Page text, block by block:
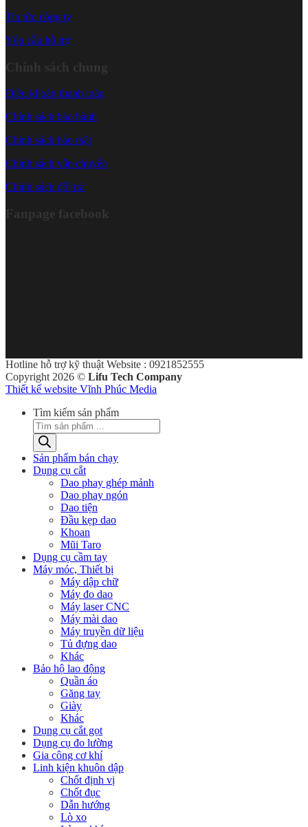
Tin tức công ty
Yêu cầu hỗ trợ
Chính sách chung
Điều khoản thanh toán
Chính sách bảo hành
Chính sách bảo mật
Chính sách vận chuyển
Chính sách đổi trả
Fanpage facebook
Hotline hỗ trợ kỹ thuật Website : 0921852555
Copyright 2026 © Lifu Tech Company
Thiết kế website Vĩnh Phúc Media
Tìm kiếm sản phẩm
Sản phẩm bán chạy
Dụng cụ cắt
Dao phay ghép mảnh
Dao phay ngón
Dao tiện
Đầu kẹp dao
Khoan
Mũi Taro
Dụng cụ cầm tay
Máy móc, Thiết bị
Máy dập chữ
Máy đo dao
Máy laser CNC
Máy mài dao
Máy truyền dữ liệu
Tủ đựng dao
Khác
Bảo hộ lao động
Quần áo
Găng tay
Giày
Khác
Dụng cụ cắt gọt
Dụng cụ đo lường
Gia công cơ khí
Linh kiện khuôn dập
Chốt định vị
Chốt đục
Dẫn hướng
Lò xo